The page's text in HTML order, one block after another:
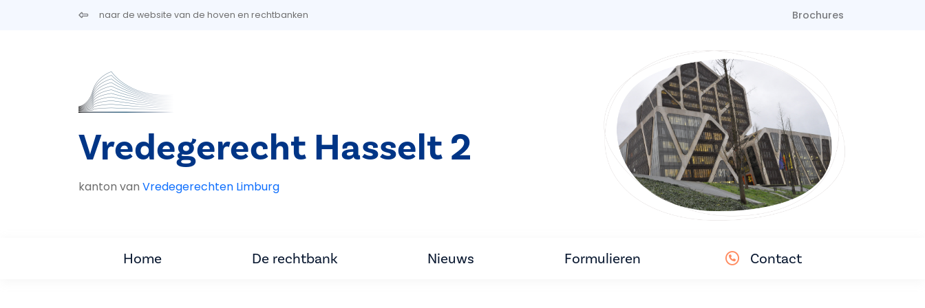
Overslaan en naar de inhoud gaannaar de website van de hoven en rechtbanken Brochures
Vredegerecht Hasselt 2
kanton van Vredegerechten Limburg
Home De rechtbank Nieuws Formulieren Contact